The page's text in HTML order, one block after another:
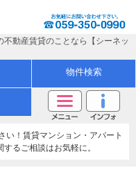
動産賃貸のことなら【シーネッ
物件検索
い！賃貸マンション・アパート
るご相談はお気軽に。